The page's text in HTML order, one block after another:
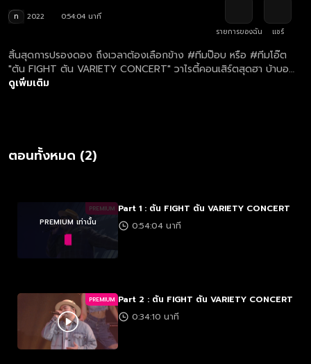
ท 2022
0:54:04 นาที
รายการของฉัน
แชร์
สิ้นสุดการปรองดอง ถึงเวลาต้องเลือกข้าง #ทีมป๊อบ หรือ #ทีมโอ๊ต
"ตัน FIGHT ตัน VARIETY CONCERT" วาไรตี้คอนเสิร์ตสุดฮา บ้าบอ
ที่สุดแห่งปี ครั้งแรกที่เพื่อนรักต้องหักกัน ทั้งร้อง เล่น เต้น ยิงมุก รุก รับ
ดูเพิ่มเติม
ตอนทั้งหมด (2)
PREMIUM
PREMIUM เท่านั้น
Part 1 : ตัน FIGHT ตัน VARIETY CONCERT
0:54:04 นาที
PREMIUM Part 2 : ตัน FIGHT ตัน VARIETY CONCERT
0:34:10 นาที